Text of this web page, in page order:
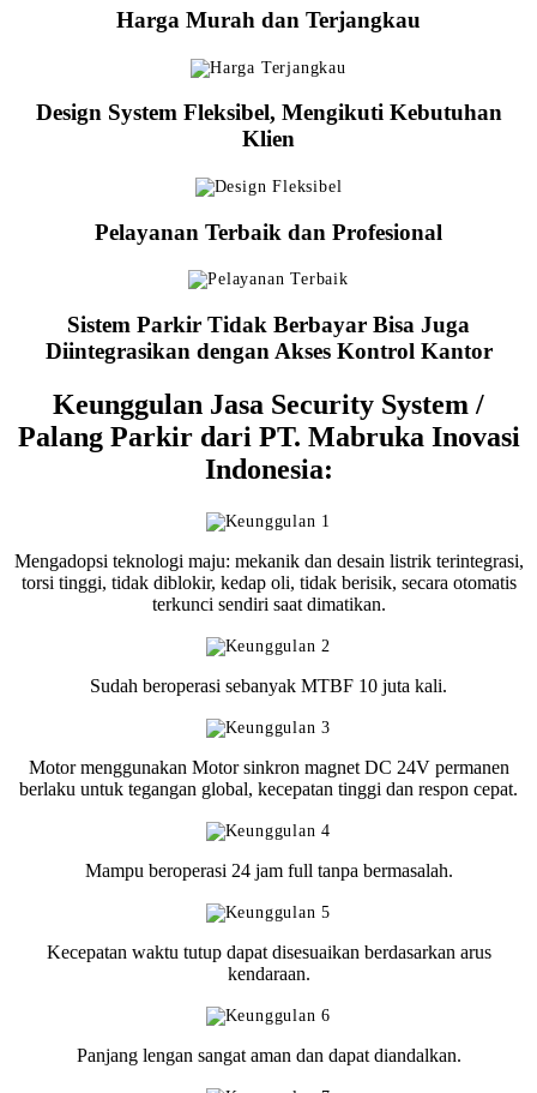
Harga Murah dan Terjangkau
Design System Fleksibel, Mengikuti Kebutuhan
Klien
Pelayanan Terbaik dan Profesional
Sistem Parkir Tidak Berbayar Bisa Juga
Diintegrasikan dengan Akses Kontrol Kantor
Keunggulan Jasa Security System /
Palang Parkir dari PT. Mabruka Inovasi
Indonesia:
Mengadopsi teknologi maju: mekanik dan desain listrik terintegrasi,
torsi tinggi, tidak diblokir, kedap oli, tidak berisik, secara otomatis
terkunci sendiri saat dimatikan.
Sudah beroperasi sebanyak MTBF 10 juta kali.
Motor menggunakan Motor sinkron magnet DC 24V permanen
berlaku untuk tegangan global, kecepatan tinggi dan respon cepat.
Mampu beroperasi 24 jam full tanpa bermasalah.
Kecepatan waktu tutup dapat disesuaikan berdasarkan arus
kendaraan.
Panjang lengan sangat aman dan dapat diandalkan.